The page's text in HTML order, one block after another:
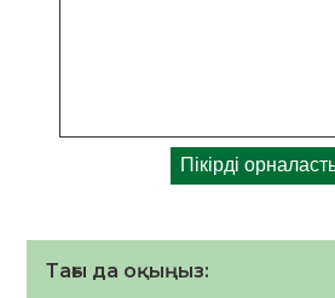
Тағы да оқыңыз: